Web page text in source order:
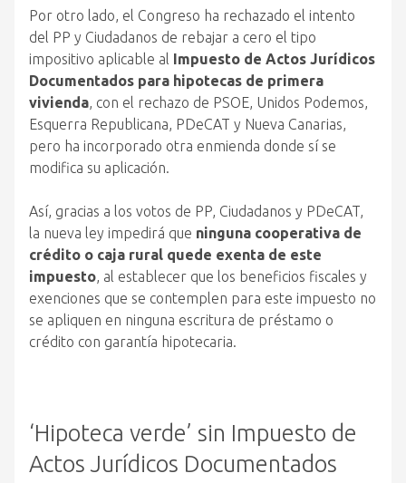
Por otro lado, el Congreso ha rechazado el intento
del PP y Ciudadanos de rebajar a cero el tipo
impositivo aplicable al Impuesto de Actos Jurídicos
Documentados para hipotecas de primera
vivienda, con el rechazo de PSOE, Unidos Podemos,
Esquerra Republicana, PDeCAT y Nueva Canarias,
pero ha incorporado otra enmienda donde sí se
modifica su aplicación.
Así, gracias a los votos de PP, Ciudadanos y PDeCAT,
la nueva ley impedirá que ninguna cooperativa de
crédito o caja rural quede exenta de este
impuesto, al establecer que los beneficios fiscales y
exenciones que se contemplen para este impuesto no
se apliquen en ninguna escritura de préstamo o
crédito con garantía hipotecaria.
‘Hipoteca verde’ sin Impuesto de
Actos Jurídicos Documentados